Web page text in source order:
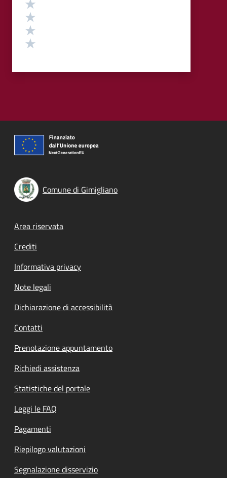
Comune di Gimigliano
Footer menu
Area riservata
Crediti
Informativa privacy
Note legali
Dichiarazione di accessibilità
Contatti
Prenotazione appuntamento
Richiedi assistenza
Statistiche del portale
Leggi le FAQ
Pagamenti
Riepilogo valutazioni
Segnalazione disservizio